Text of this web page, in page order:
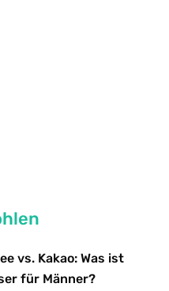
vs. Kakao: Was ist
für Männer?